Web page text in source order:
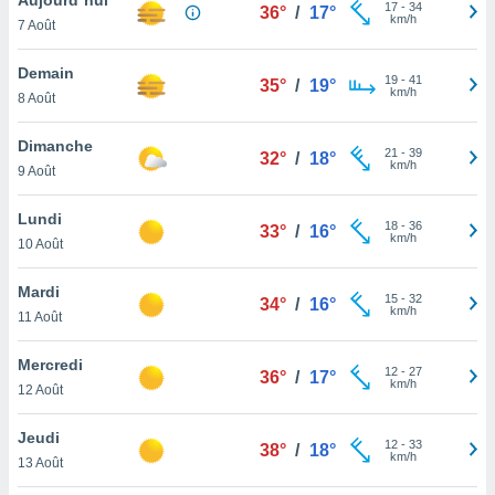
et
»,
au
vous
qu'ils
ou
le
ainsi
un
la
du
7 Août
36° / 17° 17- 34
km/h
Demain
8 Août
35° / 19° 19- 41
km/h
Dimanche
9 Août
32° / 18° 21 - 39
km/h
Lundi
10 Août
33° / 16° 18- 36
km/h
Mardi
11 Août
34° / 16° 15- 32
km/h
Mercredi
12 Août
36° / 17° 12- 27
km/h
Jeudi
13 Août
38° / 18° 12- 33
km/h